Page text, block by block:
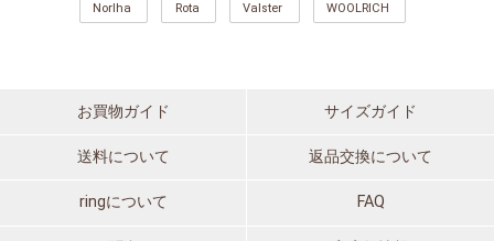
Norlha Rota Valster WOOLRICH
お買物ガイド サイズガイド
送料について 返品交換について
ringについて FAQ